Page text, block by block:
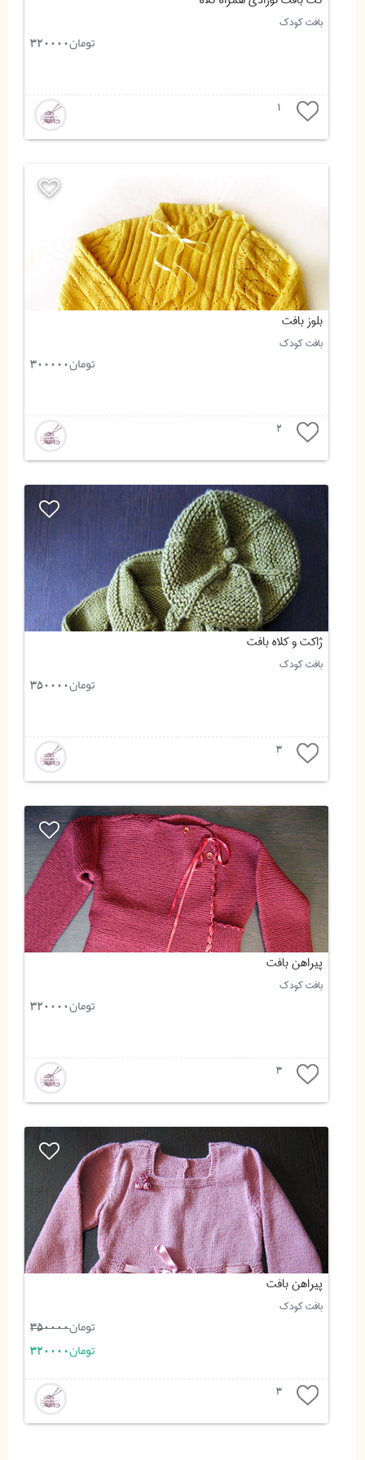
بافت کودک
تومان320000
1
بلوز بافت
بافت کودک
تومان300000
2
ژاکت و کلاه بافت
بافت کودک
تومان350000
3
پیراهن بافت
بافت کودک
تومان320000
3
پیراهن بافت
بافت کودک
تومان350000
تومان320000
3